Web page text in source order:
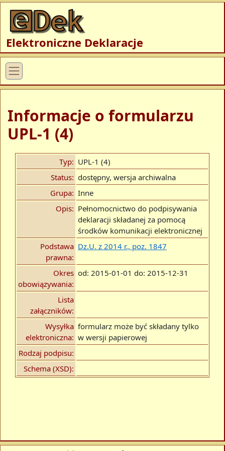
Elektroniczne Deklaracje
Informacje o formularzu
UPL-1 (4)
Typ: UPL-1 (4)
Status: dostępny, wersja archiwalna
Grupa: Inne
Opis: Pełnomocnictwo do podpisywania
deklaracji składanej za pomocą
środków komunikacji elektronicznej
Podstawa
prawna:
Dz.U. z 2014 r., poz. 1847
Okres
obowiązywania:
od: 2015-01-01 do: 2015-12-31
Lista
załączników:
Wysyłka
elektroniczna:
formularz może być składany tylko
w wersji papierowej
Rodzaj podpisu:
Schema (XSD):